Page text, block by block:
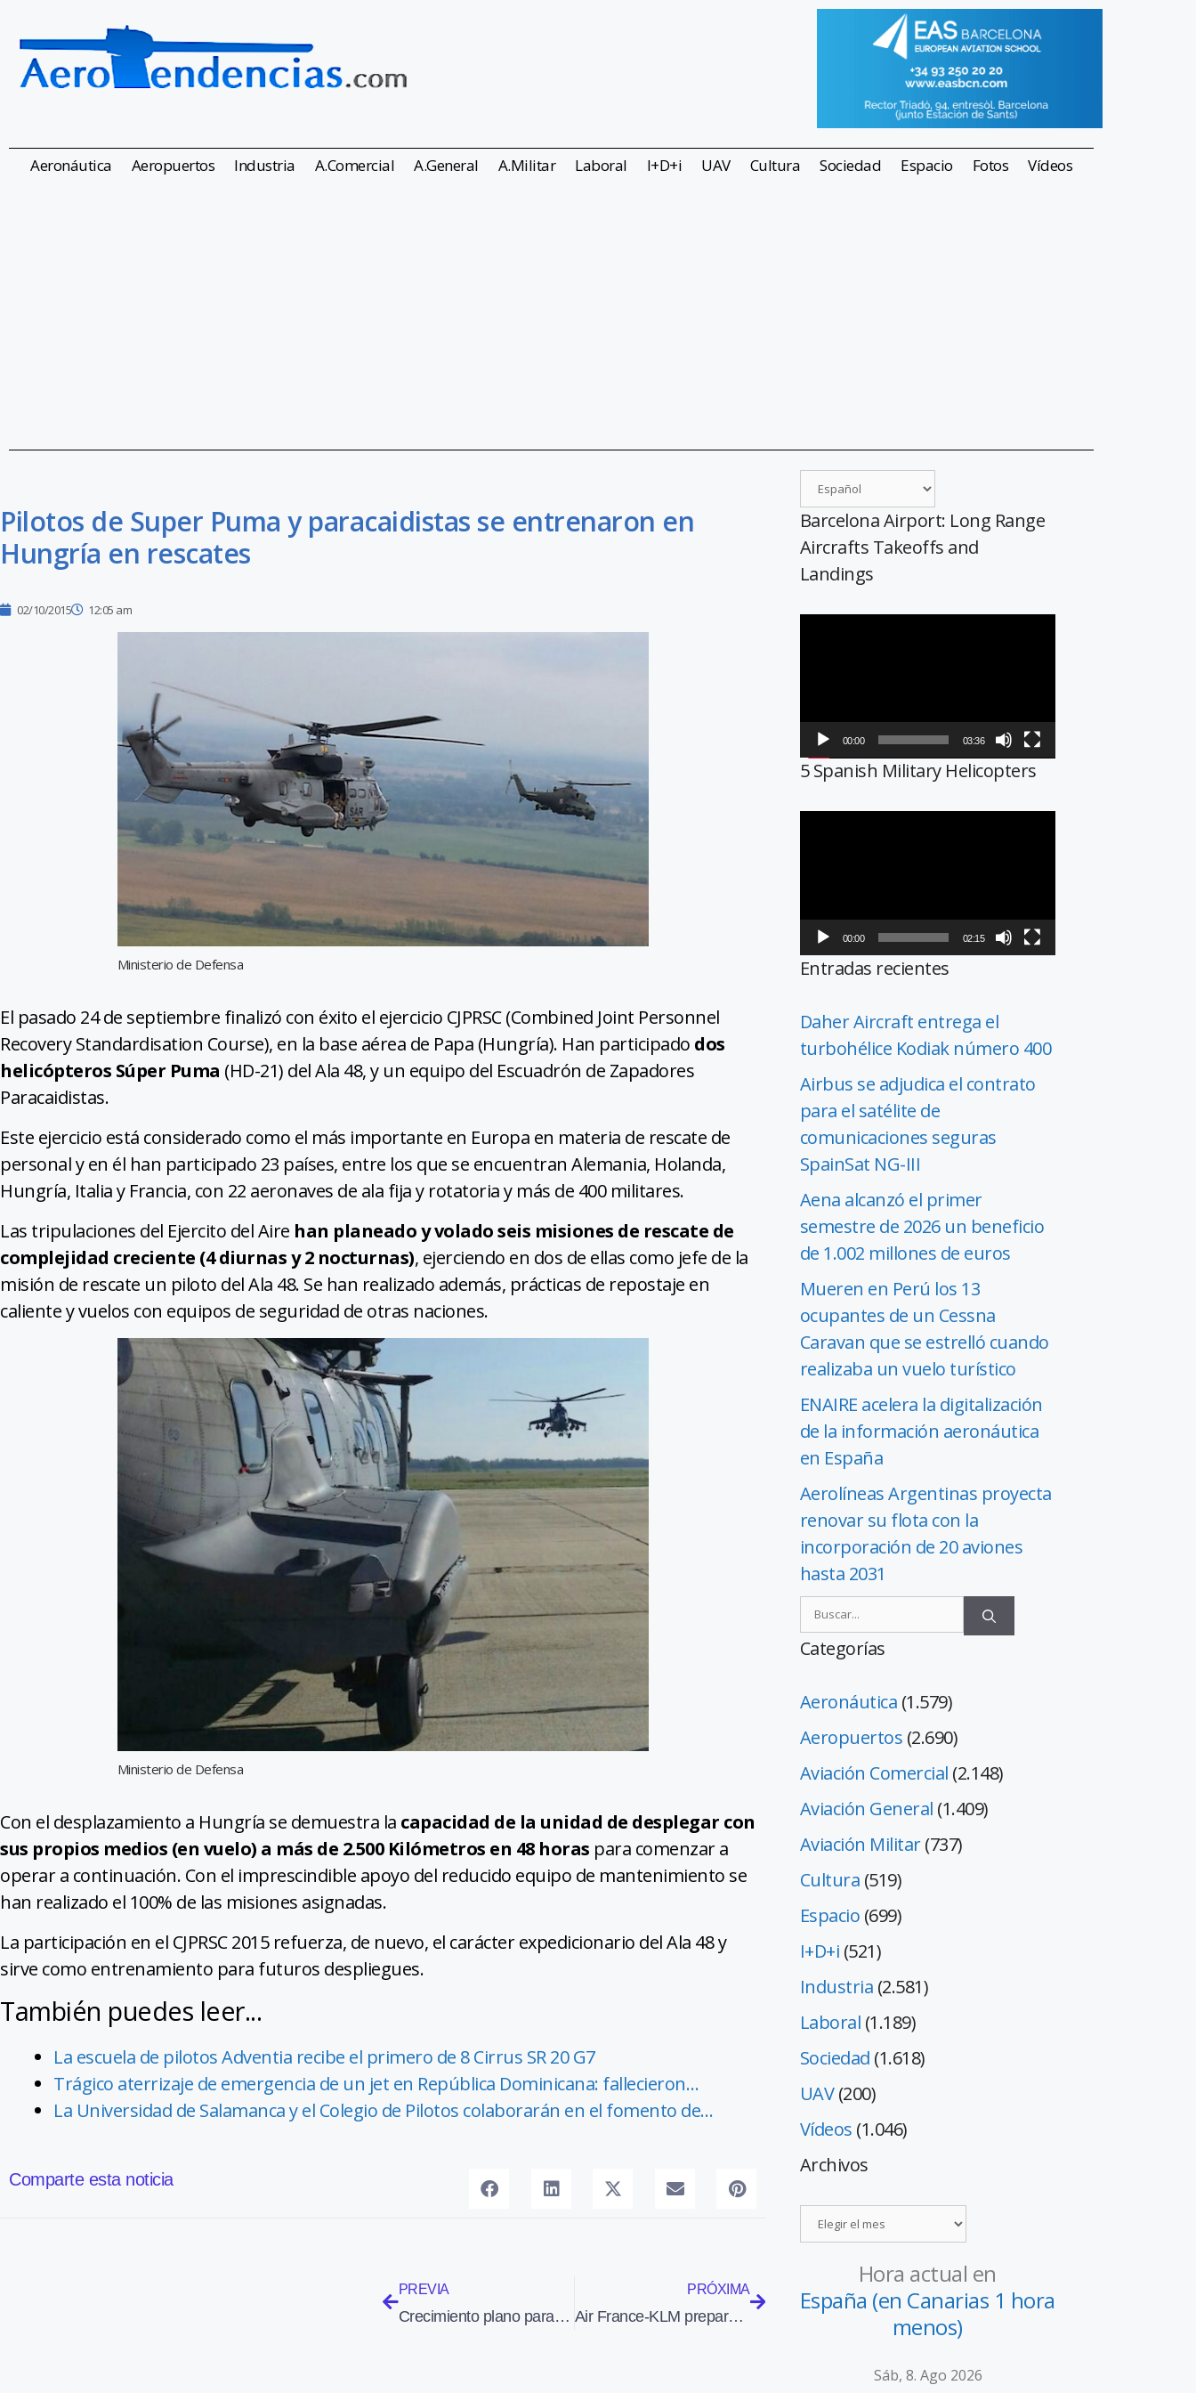
Aeronáutica Aeropuertos Industria A.Comercial A.General A.Militar Laboral I+D+i UAV Cultura Sociedad Espacio Fotos Vídeos
Pilotos de Super Puma y paracaidistas se entrenaron en
Hungría en rescates
02/10/2015 12:05 am
Ministerio de Defensa
El pasado 24 de septiembre finalizó con éxito el ejercicio CJPRSC (Combined Joint Personnel
Recovery Standardisation Course), en la base aérea de Papa (Hungría). Han participado dos
helicópteros Súper Puma (HD-21) del Ala 48, y un equipo del Escuadrón de Zapadores
Paracaidistas.
Este ejercicio está considerado como el más importante en Europa en materia de rescate de
personal y en él han participado 23 países, entre los que se encuentran Alemania, Holanda,
Hungría, Italia y Francia, con 22 aeronaves de ala fija y rotatoria y más de 400 militares.
Las tripulaciones del Ejercito del Aire han planeado y volado seis misiones de rescate de
complejidad creciente (4 diurnas y 2 nocturnas), ejerciendo en dos de ellas como jefe de la
misión de rescate un piloto del Ala 48. Se han realizado además, prácticas de repostaje en
caliente y vuelos con equipos de seguridad de otras naciones.
Ministerio de Defensa
Con el desplazamiento a Hungría se demuestra la capacidad de la unidad de desplegar con
sus propios medios (en vuelo) a más de 2.500 Kilómetros en 48 horas para comenzar a
operar a continuación. Con el imprescindible apoyo del reducido equipo de mantenimiento se
han realizado el 100% de las misiones asignadas.
La participación en el CJPRSC 2015 refuerza, de nuevo, el carácter expedicionario del Ala 48 y
sirve como entrenamiento para futuros despliegues.
También puedes leer...
La escuela de pilotos Adventia recibe el primero de 8 Cirrus SR 20 G7
Trágico aterrizaje de emergencia de un jet en República Dominicana: fallecieron…
La Universidad de Salamanca y el Colegio de Pilotos colaborarán en el fomento de…
Comparte esta noticia
PREVIA
Crecimiento plano para el sector de carga aérea tras las últimas caídas
PRÓXIMA
Air France-KLM prepara plan de despidos
Barcelona Airport: Long Range
Aircrafts Takeoffs and
Landings
00:00 03:36
5 Spanish Military Helicopters
00:00 02:15
Entradas recientes
Daher Aircraft entrega el
turbohélice Kodiak número 400
Airbus se adjudica el contrato
para el satélite de
comunicaciones seguras
SpainSat NG-III
Aena alcanzó el primer
semestre de 2026 un beneficio
de 1.002 millones de euros
Mueren en Perú los 13
ocupantes de un Cessna
Caravan que se estrelló cuando
realizaba un vuelo turístico
ENAIRE acelera la digitalización
de la información aeronáutica
en España
Aerolíneas Argentinas proyecta
renovar su flota con la
incorporación de 20 aviones
hasta 2031
Categorías
Aeronáutica (1.579)
Aeropuertos (2.690)
Aviación Comercial (2.148)
Aviación General (1.409)
Aviación Militar(737)
Cultura (519)
Espacio (699)
I+D+i (521)
Industria (2.581)
Laboral (1.189)
Sociedad (1.618)
UAV(200)
Vídeos (1.046)
Archivos
Hora actual en
España (en Canarias 1 hora
menos)